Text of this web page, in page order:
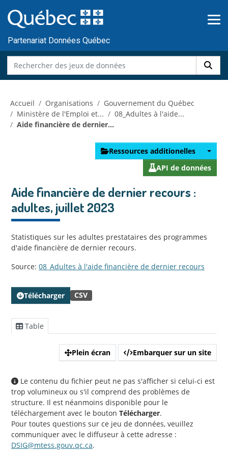
au
contenu
Partenariat Données Québec
Accueil Organisations
Gouvernement du Québec
Ministère de l'Emploi et...
08_Adultes à l'aide...
Aide financière de dernier...
Ressources additionelles
API de données
Aide financière de dernier recours :
adultes, juillet 2023
Statistiques sur les adultes prestataires des programmes
d'aide financière de dernier recours.
Source: 08_Adultes à l'aide financière de dernier recours
Télécharger CSV
Table
Plein écran Embarquer sur un site
Le contenu du fichier peut ne pas s'afficher si celui-ci est
trop volumineux ou s'il comprend des problèmes de
structure. Il est néanmoins disponible pour le
téléchargement avec le bouton Télécharger.
Pour toutes questions sur ce jeu de données, veuillez
communiquer avec le diffuseur à cette adresse :
DSIG@mtess.gouv.qc.ca.